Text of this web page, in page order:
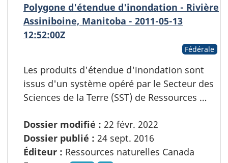
Polygone d'étendue d'inondation - Rivière
Assiniboine, Manitoba - 2011-05-13
12:52:00Z
Fédérale
Les produits d'étendue d'inondation sont
issus d'un système opéré par le Secteur des
Sciences de la Terre (SST) de Ressources …
Dossier modifié : 22 févr. 2022
Dossier publié : 24 sept. 2016
Éditeur : Ressources naturelles Canada